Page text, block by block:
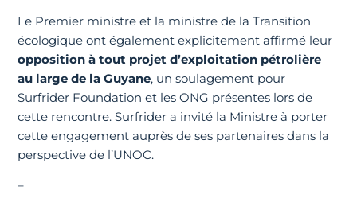
Le Premier ministre et la ministre de la Transition
écologique ont également explicitement affirmé leur
opposition à tout projet d’exploitation pétrolière
au large de la Guyane, un soulagement pour
Surfrider Foundation et les ONG présentes lors de
cette rencontre. Surfrider a invité la Ministre à porter
cette engagement auprès de ses partenaires dans la
perspective de l’UNOC.
–